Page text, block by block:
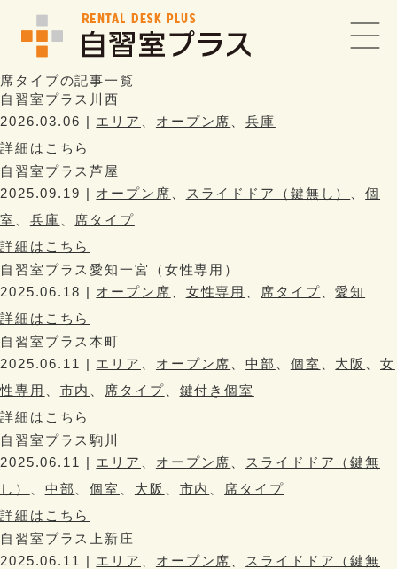
席タイプの記事一覧
自習室プラス川西
2026.03.06 | エリア オープン席 、兵庫
詳細はこちら
自習室プラス芦屋
2025.09.19 | オープン席 スライドドア（鍵無し） 、個
室
兵庫
席タイプ
詳細はこちら
自習室プラス愛知一宮（女性専用）
2025.06.18 | オープン席 女性専用 席タイプ 、愛知
詳細はこちら
自習室プラス本町
2025.06.11 | エリア オープン席 、中部 個室 大阪
女
性専用
市内 席タイプ
鍵付き個室
詳細はこちら
自習室プラス駒川
2025.06.11 | エリア オープン席
スライドドア（鍵無
し）
中部 、個室 大阪 市内
席タイプ
詳細はこちら
自習室プラス上新庄
2025.06.11 | エリア オープン席
スライドドア（鍵無